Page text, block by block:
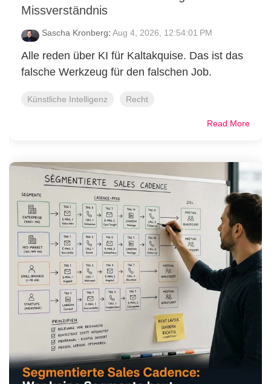
Missverständnis
Sascha Kronberg: Aug 4, 2026, 12:54:01 PM
Alle reden über KI für Kaltakquise. Das ist das
falsche Werkzeug für den falschen Job.
Künstliche Intelligenz Recht
Read More